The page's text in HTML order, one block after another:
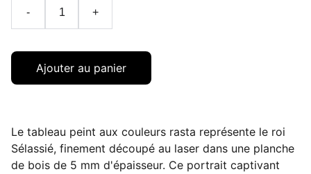
- +
Ajouter au panier
Le tableau peint aux couleurs rasta représente le roi
Sélassié, finement découpé au laser dans une planche
de bois de 5 mm d'épaisseur. Ce portrait captivant